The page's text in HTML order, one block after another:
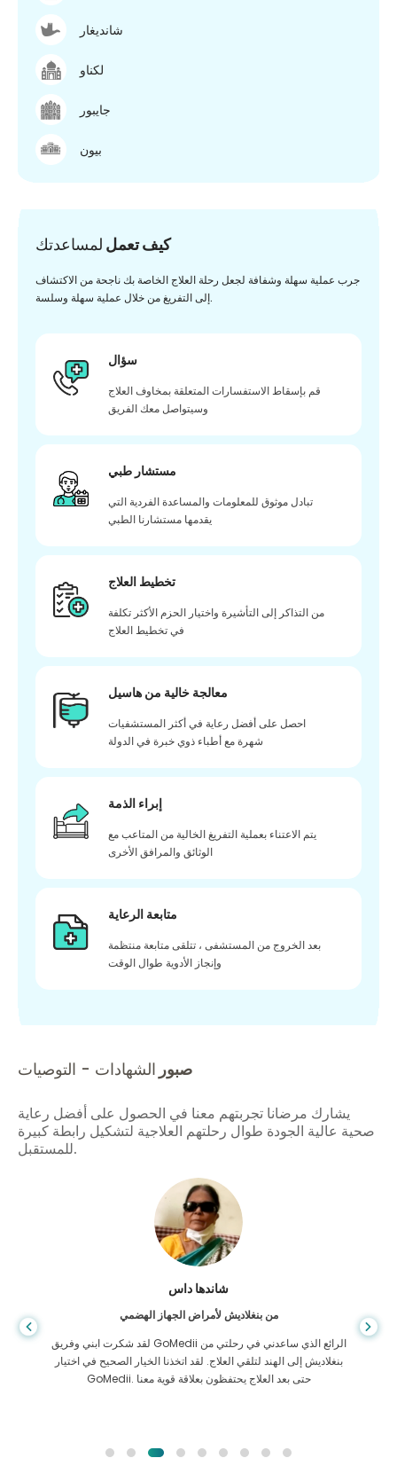
شانديغار
لكناو
جايبور
بيون
كيف تعمل لمساعدتك
جرب عملية سهلة وشفافة لجعل رحلة العلاج الخاصة بك ناجحة من الاكتشاف
إلى التفريغ من خلال عملية سهلة وسلسة.
سؤال
قم بإسقاط الاستفسارات المتعلقة بمخاوف العلاج
وسيتواصل معك الفريق
مستشار طبي
تبادل موثوق للمعلومات والمساعدة الفردية التي
يقدمها مستشارنا الطبي
تخطيط العلاج
من التذاكر إلى التأشيرة واختيار الحزم الأكثر تكلفة
في تخطيط العلاج
معالجة خالية من هاسيل
احصل على أفضل رعاية في أكثر المستشفيات
شهرة مع أطباء ذوي خبرة في الدولة
إبراء الذمة
يتم الاعتناء بعملية التفريغ الخالية من المتاعب مع
الوثائق والمرافق الأخرى
متابعة الرعاية
بعد الخروج من المستشفى ، تتلقى متابعة منتظمة
وإنجاز الأدوية طوال الوقت
صبور الشهادات - التوصيات
يشارك مرضانا تجربتهم معنا في الحصول على أفضل رعاية
صحية عالية الجودة طوال رحلتهم العلاجية لتشكيل رابطة كبيرة
للمستقبل.
شاندها داس
من بنغلاديش لأمراض الجهاز الهضمي
لقد شكرت ابني وفريق GoMedii الرائع الذي ساعدني في رحلتي من
بنغلاديش إلى الهند لتلقي العلاج. لقد اتخذنا الخيار الصحيح في اختيار
GoMedii. حتى بعد العلاج يحتفظون بعلاقة قوية معنا